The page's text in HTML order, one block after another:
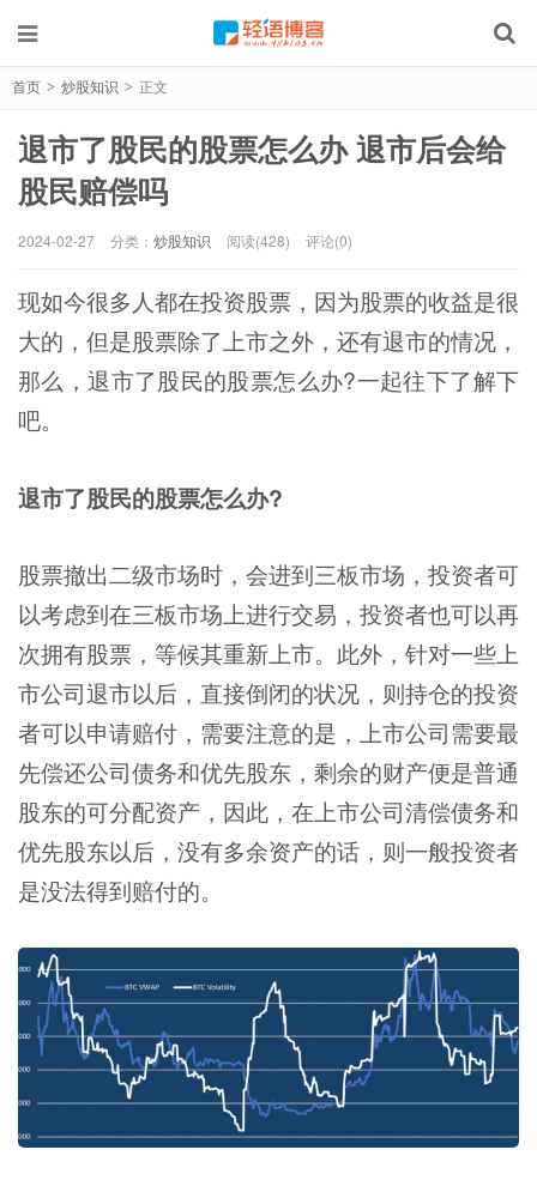
首页 > 炒股知识 > 正文
退市了股民的股票怎么办 退市后会给
股民赔偿吗
2024-02-27 分类： 炒股知识 阅读(428) 评论(0)
现如今很多人都在投资股票，因为股票的收益是很
大的，但是股票除了上市之外，还有退市的情况，
那么，退市了股民的股票怎么办?一起往下了解下
吧。
退市了股民的股票怎么办?
股票撤出二级市场时，会进到三板市场，投资者可
以考虑到在三板市场上进行交易，投资者也可以再
次拥有股票，等候其重新上市。此外，针对一些上
市公司退市以后，直接倒闭的状况，则持仓的投资
者可以申请赔付，需要注意的是，上市公司需要最
先偿还公司债务和优先股东，剩余的财产便是普通
股东的可分配资产，因此，在上市公司清偿债务和
优先股东以后，没有多余资产的话，则一般投资者
是没法得到赔付的。